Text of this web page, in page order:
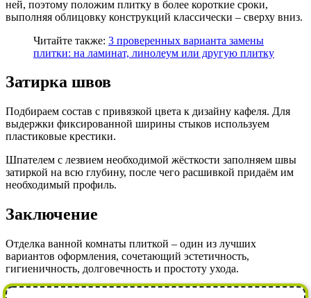
ней, поэтому положим плитку в более короткие сроки,
выполняя облицовку конструкций классически – сверху вниз.
Читайте также: 3 проверенных варианта замены
плитки: на ламинат, линолеум или другую плитку
Затирка швов
Подбираем состав с привязкой цвета к дизайну кафеля. Для
выдержки фиксированной ширины стыков используем
пластиковые крестики.
Шпателем с лезвием необходимой жёсткости заполняем швы
затиркой на всю глубину, после чего расшивкой придаём им
необходимый профиль.
Заключение
Отделка ванной комнаты плиткой – один из лучших
вариантов оформления, сочетающий эстетичность,
гигиеничность, долговечность и простоту ухода.